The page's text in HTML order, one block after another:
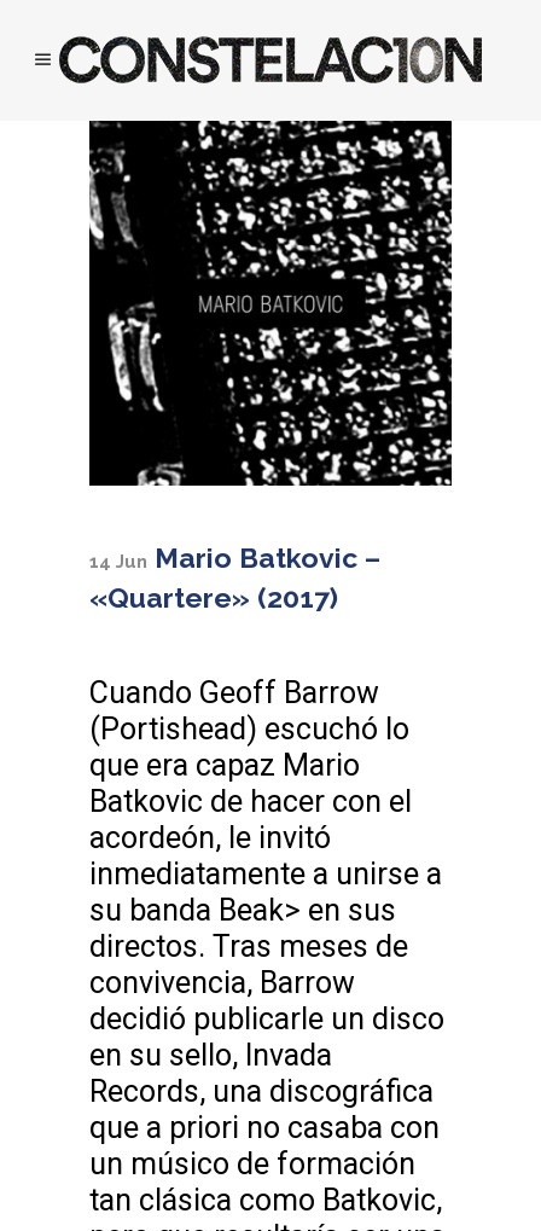
14 Jun Mario Batkovic –
«Quartere» (2017)
Cuando Geoff Barrow
(Portishead) escuchó lo
que era capaz Mario
Batkovic de hacer con el
acordeón, le invitó
inmediatamente a unirse a
su banda Beak> en sus
directos. Tras meses de
convivencia, Barrow
decidió publicarle un disco
en su sello, Invada
Records, una discográfica
que a priori no casaba con
un músico de formación
tan clásica como Batkovic,